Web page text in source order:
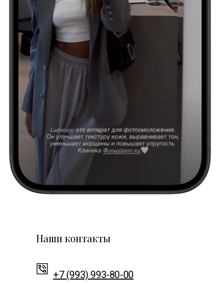
Наши контакты
+7 (993) 993-80-00